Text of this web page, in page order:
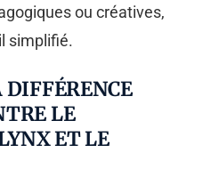
ou créatives,
simplifié.
DIFFÉRENCE
LE
ET LE